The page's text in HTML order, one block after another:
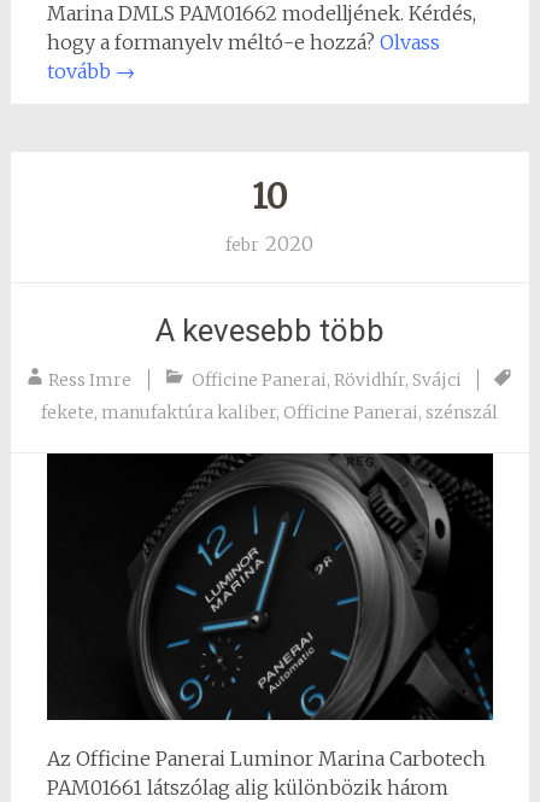
Marina DMLS PAM01662 modelljének. Kérdés,
hogy a formanyelv méltó-e hozzá? Olvass
tovább →
10
febr 2020
A kevesebb több
Ress Imre Officine Panerai,Rövidhír,Svájci
fekete, manufaktúra kaliber, Officine Panerai,szénszál
Az Officine Panerai Luminor Marina Carbotech
PAM01661 látszólag alig különbözik három